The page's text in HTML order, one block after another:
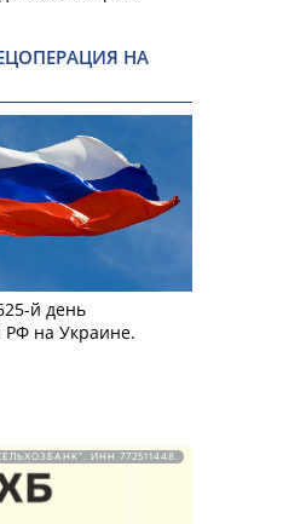
НА
й день
на Украине.
ИНН 772511448.